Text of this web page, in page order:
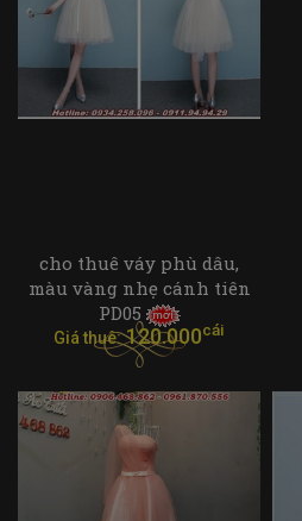
cho thuê váy phù dâu,
màu vàng nhẹ cánh tiên
PD05
Giá thuê:120.000cái